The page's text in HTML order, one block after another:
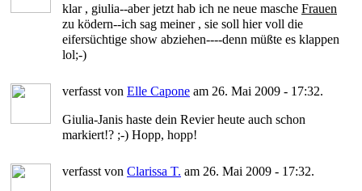
klar , giulia--aber jetzt hab ich ne neue masche Frauen
zu ködern--ich sag meiner , sie soll hier voll die
eifersüchtige show abziehen----denn müßte es klappen
lol;-)
verfasst von Elle Capone am 26. Mai 2009 - 17:32.
Giulia-Janis haste dein Revier heute auch schon
markiert!? ;-) Hopp, hopp!
verfasst von Clarissa T. am 26. Mai 2009 - 17:32.